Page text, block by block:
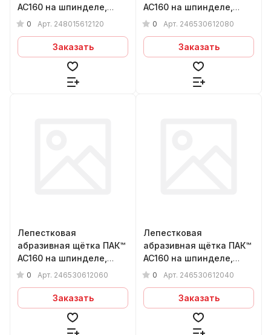
AC160 на шпинделе,
Ø80х15х6мм, Р120
0 Арт. 248015612120
Заказать
AC160 на шпинделе,
Ø65х30х6мм, Р80
0 Арт. 246530612080
Заказать
Лепестковая
абразивная щётка ПАК™
AC160 на шпинделе,
Ø65х30х6мм, Р60
0 Арт. 246530612060
Заказать
Лепестковая
абразивная щётка ПАК™
AC160 на шпинделе,
Ø65х30х6мм, Р40
0 Арт. 246530612040
Заказать